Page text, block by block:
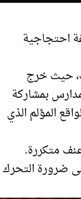
احتجاجية
حيث خرج
بمشاركة
المؤلم الذي
متكررة.
ضرورة التحرك